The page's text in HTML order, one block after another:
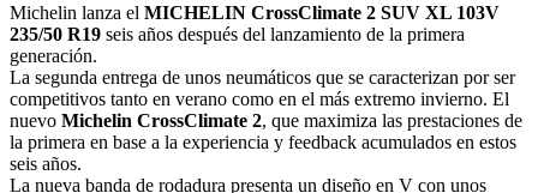
Michelin lanza el MICHELIN CrossClimate 2 SUV XL 103V
235/50 R19 seis años después del lanzamiento de la primera
generación.
La segunda entrega de unos neumáticos que se caracterizan por ser
competitivos tanto en verano como en el más extremo invierno. El
nuevo Michelin CrossClimate 2, que maximiza las prestaciones de
la primera en base a la experiencia y feedback acumulados en estos
seis años.
La nueva banda de rodadura presenta un diseño en V con unos